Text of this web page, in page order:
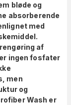
bløde og
absorberende
med
af
ingen fosfater
men
og
Wash er